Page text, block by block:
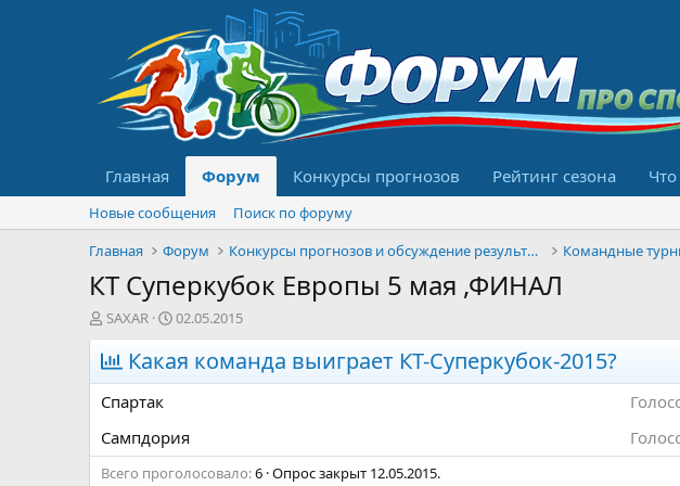
Главная Форум Конкурсы прогнозов Рейтинг сезона
Новые сообщения
Поиск по форуму
Главная
Форум Конкурсы прогнозов и обсуждение результатов Командные
КТ Суперкубок Европы 5 мая ,ФИНАЛ
А
в
т
о
р
т
е
м
ы
SAXAR
Д
а
т
а
ч
а
л
02.05.2015
Какая команда выиграет КТ-Суперкубок-2015?
Спартак
Сампдория
Всего проголосовало 6 Опрос закрыт 12.05.2015.